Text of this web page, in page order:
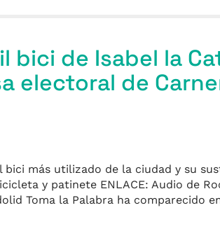
bici de Isabel la
electoral de
más utilizado de la ciudad y su
y patinete ENLACE: Audio de
Toma la Palabra ha comparecido